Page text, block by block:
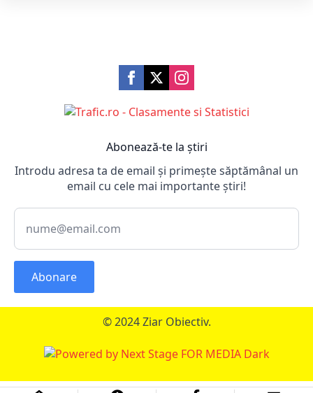
Abonează-te la știri
Introdu adresa ta de email și primește săptămânal un
email cu cele mai importante știri!
Abonare
© 2024 Ziar Obiectiv.